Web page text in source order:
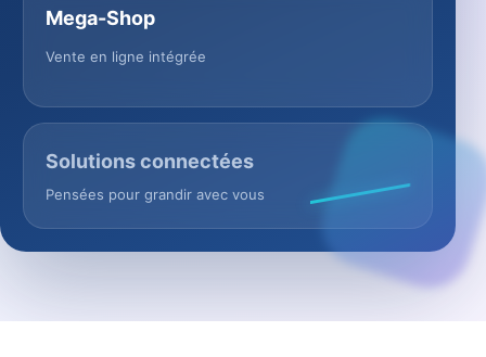
Mega-Shop
Vente en ligne intégrée
Solutions connectées
Pensées pour grandir avec vous